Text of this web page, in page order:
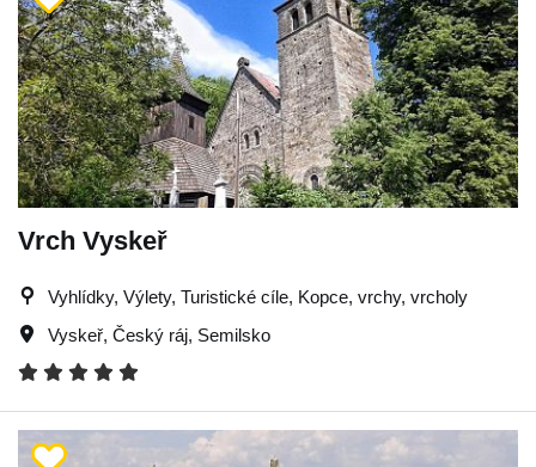
Vrch Vyskeř
Vyhlídky, Výlety, Turistické cíle, Kopce, vrchy, vrcholy
Vyskeř, Český ráj, Semilsko